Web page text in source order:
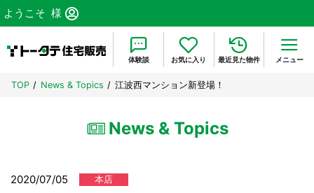
ようこそ 様
体験談 お気に入り 最近見た物件 メニュー
TOP News & Topics 江波西マンション新登場！
News & Topics
2020/07/05 本店